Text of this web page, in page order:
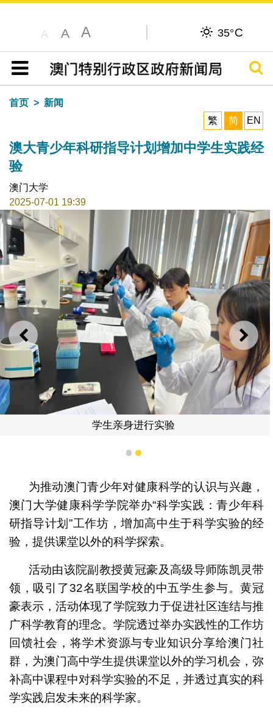
A A A 35°C
目录
搜寻
首页
新闻
繁
简 EN
澳大青少年科研指导计划增加中学生实践经
验
澳门大学
2025-07-01 19:39
上一则 下一
学生亲身进行实验
1 2
为推动澳门青少年对健康科学的认识与兴趣，
澳门大学健康科学学院举办“科学实践：青少年科
研指导计划”工作坊，增加高中生于科学实验的经
验，提供课堂以外的科学探索。
活动由该院副教授黄冠豪及高级导师陈凯灵带
领，吸引了32名联国学校的中五学生参与。黄冠
豪表示，活动体现了学院致力于促进社区连结与推
广科学教育的理念。学院透过举办实践性的工作坊
回馈社会，将学术资源与专业知识分享给澳门社
群，为澳门高中学生提供课堂以外的学习机会，弥
补高中课程中对科学实验的不足，并透过真实的科
学实践启发未来的科学家。